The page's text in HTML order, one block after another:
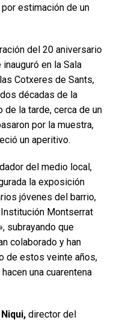
estimación de un
del 20 aniversario
en la Sala
Cotxeres de Sants,
décadas de la
de la tarde, cerca de un
por la muestra,
un aperitivo.
del medio local,
la exposición
jóvenes del barrio,
Montserrat
subrayando que
colaborado y han
de estos veinte años,
una cuarentena
director del